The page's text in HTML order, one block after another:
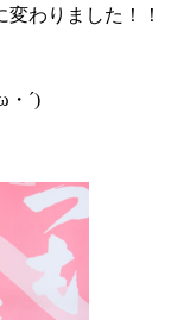
わりました！！
´)ゞ